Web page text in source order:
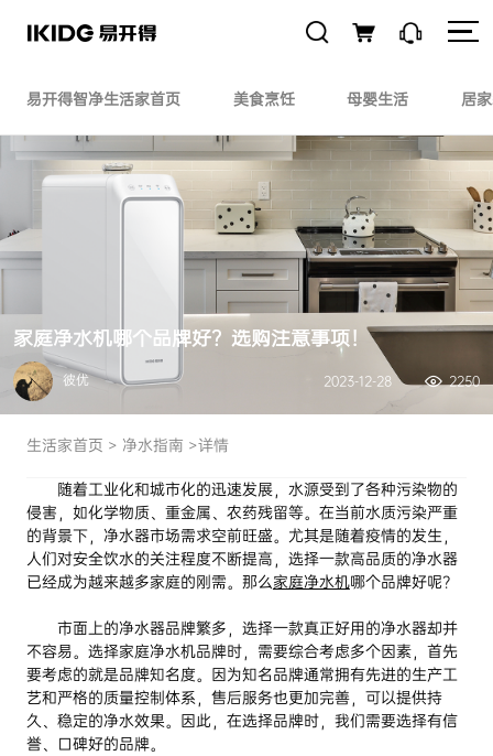
易开得智净生活家首页 美食烹饪 母婴生活 居
家庭净水机哪个品牌好？选购注意事项！
彼优 2023-12-28 2250
生活家首页 > 净水指南 >详情
随着工业化和城市化的迅速发展，水源受到了各种污染物的
侵害，如化学物质、重金属、农药残留等。在当前水质污染严重
的背景下，净水器市场需求空前旺盛。尤其是随着疫情的发生，
人们对安全饮水的关注程度不断提高，选择一款高品质的净水器
已经成为越来越多家庭的刚需。那么家庭净水机哪个品牌好呢?
市面上的净水器品牌繁多，选择一款真正好用的净水器却并
不容易。选择家庭净水机品牌时，需要综合考虑多个因素，首先
要考虑的就是品牌知名度。因为知名品牌通常拥有先进的生产工
艺和严格的质量控制体系，售后服务也更加完善，可以提供持
久、稳定的净水效果。因此，在选择品牌时，我们需要选择有信
誉、口碑好的品牌。